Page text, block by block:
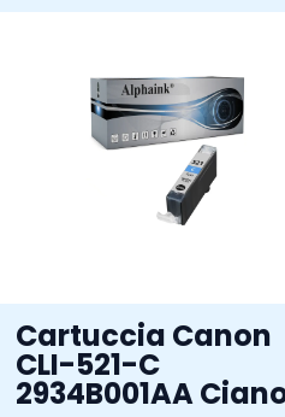
Cartuccia Canon
CLI-521-C
2934B001AA